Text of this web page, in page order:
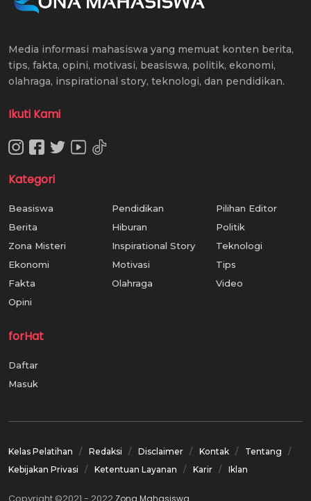
Media informasi mahasiswa yang memuat konten berita,
tips, fakta, opini, motivasi, beasiswa, politik, ekonomi,
olahraga, inspirational story, teknologi, dan pendidikan.
Ikuti Kami
Kategori
Beasiswa
Berita
Zona Misteri
Ekonomi
Fakta
Opini
Pendidikan
Hiburan
Inspirational Story
Motivasi
Olahraga
Pilihan Editor
Politik
Teknologi
Tips
Video
forHat
Daftar
Masuk
Kelas Pelatihan Redaksi Disclaimer Kontak
Tentang
Kebijakan Privasi
Ketentuan Layanan Karir Iklan
Zona Mahasiswa